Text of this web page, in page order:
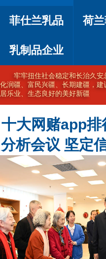
菲仕兰乳品 荷
乳制品企业
坚持以习近平新时代中国特
时代党的治疆方略，在新时代新
十大网赌app排
分析会议 坚定
加速